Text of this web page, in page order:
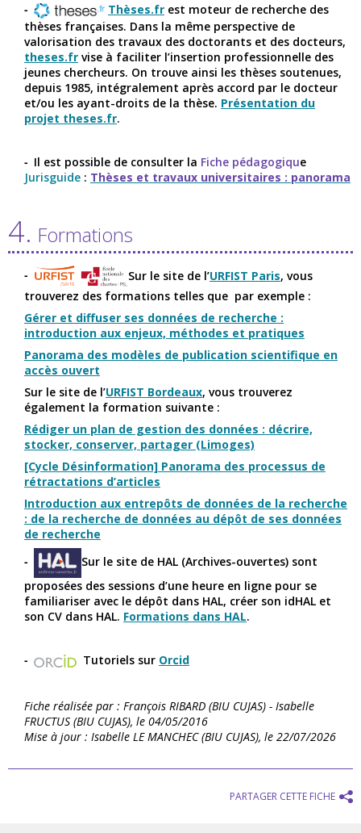
Thèses.fr est moteur de recherche des
thèses françaises. Dans la même perspective de
valorisation des travaux des doctorants et des docteurs,
theses.fr vise à faciliter l’insertion professionnelle des
jeunes chercheurs. On trouve ainsi les thèses soutenues,
depuis 1985, intégralement après accord par le docteur
et/ou les ayant-droits de la thèse. Présentation du
projet theses.fr.
Il est possible de consulter la Fiche pédagogique
Jurisguide : Thèses et travaux universitaires : panorama
4. Formations
Sur le site de l’URFIST Paris, vous
trouverez des formations telles que par exemple :
Gérer et diffuser ses données de recherche :
introduction aux enjeux, méthodes et pratiques
Panorama des modèles de publication scientifique en
accès ouvert
Sur le site de l’URFIST Bordeaux, vous trouverez
également la formation suivante :
Rédiger un plan de gestion des données : décrire,
stocker, conserver, partager (Limoges)
[Cycle Désinformation] Panorama des processus de
rétractations d’articles
Introduction aux entrepôts de données de la recherche
: de la recherche de données au dépôt de ses données
de recherche
Sur le site de HAL (Archives-ouvertes) sont
proposées des sessions d’une heure en ligne pour se
familiariser avec le dépôt dans HAL, créer son idHAL et
son CV dans HAL. Formations dans HAL.
Tutoriels sur Orcid
Fiche réalisée par : François RIBARD (BIU CUJAS) - Isabelle
FRUCTUS (BIU CUJAS), le 04/05/2016
Mise à jour : Isabelle LE MANCHEC (BIU CUJAS), le 22/07/2026
PARTAGER CETTE FICHE